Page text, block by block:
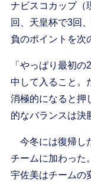
ナビスコカップ（
回、天皇杯で3回
負のポイントを次
「やっぱり最初
中して入ること。
消極的になると押
的なバランスは決
今冬には復帰し
チームに加わった
宇佐美はチームの